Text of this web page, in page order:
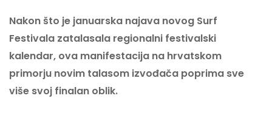
Nakon što je januarska najava novog Surf
Festivala zatalasala regionalni festivalski
kalendar, ova manifestacija na hrvatskom
primorju novim talasom izvođača poprima sve
više svoj finalan oblik.